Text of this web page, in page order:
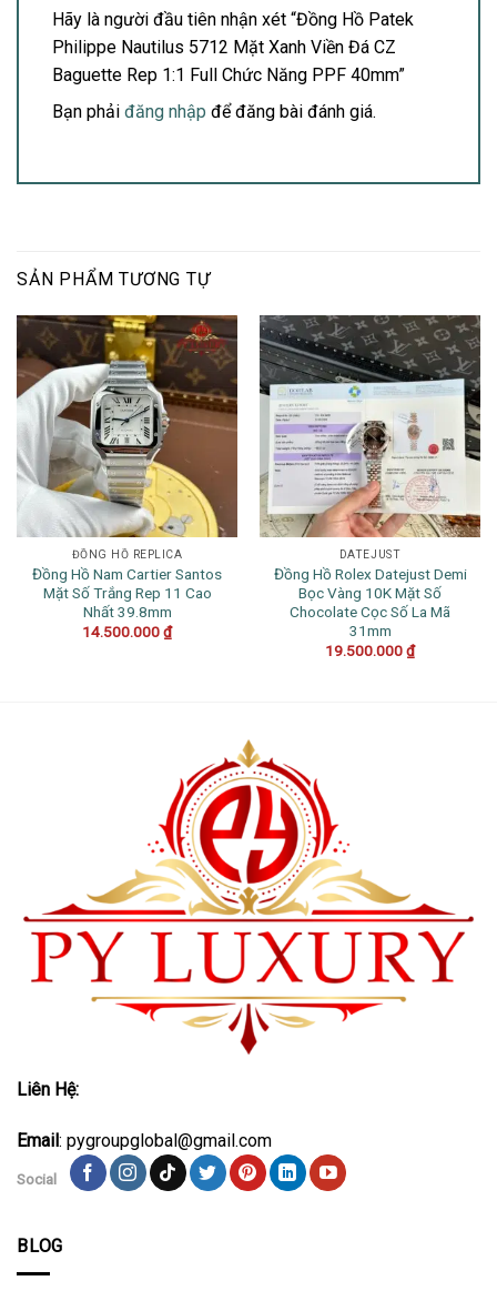
Hãy là người đầu tiên nhận xét “Đồng Hồ Patek
Philippe Nautilus 5712 Mặt Xanh Viền Đá CZ
Baguette Rep 1:1 Full Chức Năng PPF 40mm”
Bạn phải đăng nhập để đăng bài đánh giá.
SẢN PHẨM TƯƠNG TỰ
ĐỒNG HỒ REPLICA
Đồng Hồ Nam Cartier Santos
Mặt Số Trắng Rep 11 Cao
Nhất 39.8mm
14.500.000₫
DATEJUST
Đồng Hồ Rolex Datejust Demi
Bọc Vàng 10K Mặt Số
Chocolate Cọc Số La Mã
31mm
19.500.000₫
Liên Hệ:
Email: pygroupglobal@gmail.com
Social
BLOG